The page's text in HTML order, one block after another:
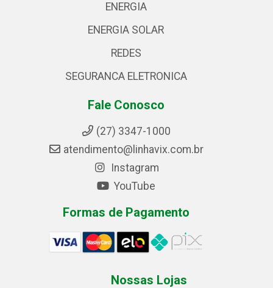
ENERGIA
ENERGIA SOLAR
REDES
SEGURANCA ELETRONICA
Fale Conosco
(27) 3347-1000
atendimento@linhavix.com.br
Instagram
YouTube
Formas de Pagamento
Nossas Lojas